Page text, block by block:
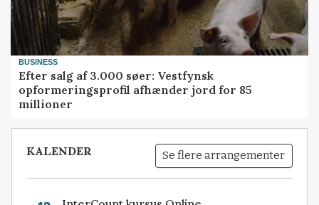
BUSINESS
Efter salg af 3.000 søer: Vestfynsk
opformeringsprofil afhænder jord for 85
millioner
KALENDER Se flere arrangementer